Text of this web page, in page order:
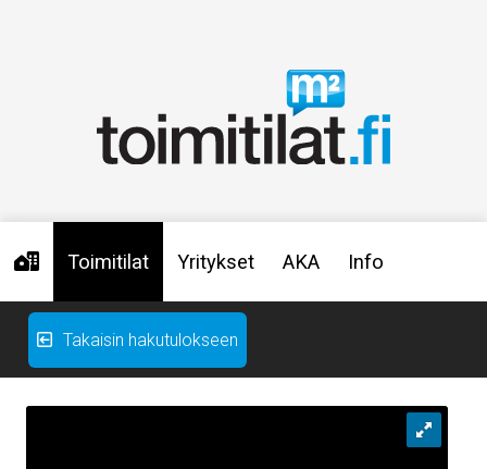
Toimitilat Yritykset AKA Info
Takaisin hakutulokseen